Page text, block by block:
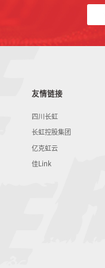
友情链接
四川长虹
长虹控股集团
亿克虹云
佳Link